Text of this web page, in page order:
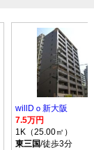
willDｏ新大阪
7.5万円
1K（25.00㎡）
東三国/徒歩3分